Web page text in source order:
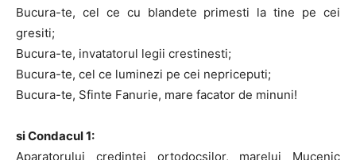
Bucura-te, cel ce cu blandete primesti la tine pe cei
gresiti;
Bucura-te, invatatorul legii crestinesti;
Bucura-te, cel ce luminezi pe cei nepriceputi;
Bucura-te, Sfinte Fanurie, mare facator de minuni!
si Condacul 1:
Aparatorului credintei ortodocsilor, marelui Mucenic